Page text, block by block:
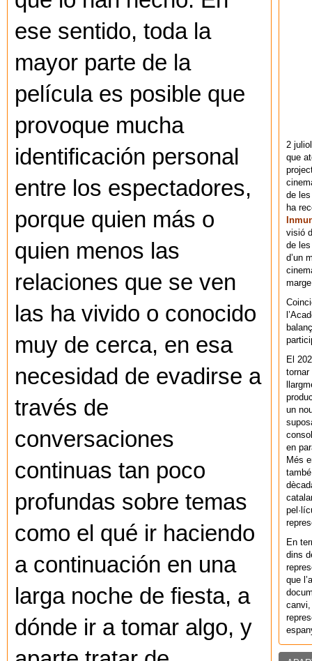
ese sentido, toda la
mayor parte de la
película es posible que
provoque mucha
identificación personal
entre los espectadores,
porque quien más o
quien menos las
relaciones que se ven
las ha vivido o conocido
muy de cerca, en esa
necesidad de evadirse a
través de
conversaciones
continuas tan poco
profundas sobre temas
como el qué ir haciendo
a continuación en una
larga noche de fiesta, a
dónde ir a tomar algo, y
2
que
de
ha
visió
de
d’un
El
un
en
Més
En
dins
que
canvi,